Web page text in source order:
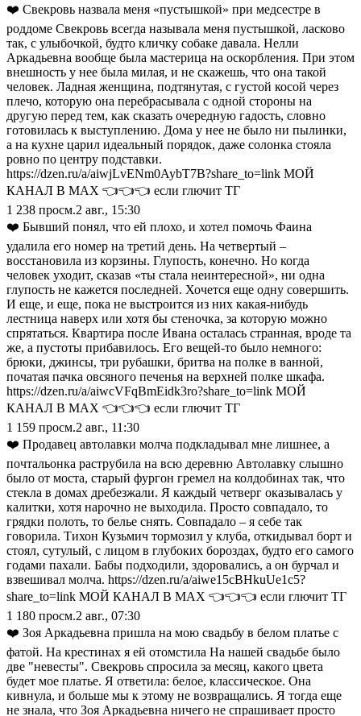
❤️ Свекровь назвала меня «пустышкой» при медсестре в
роддоме Свекровь всегда называла меня пустышкой, ласково
так, с улыбочкой, будто кличку собаке давала. Нелли
Аркадьевна вообще была мастерица на оскорбления. При этом
внешность у нее была милая, и не скажешь, что она такой
человек. Ладная женщина, подтянутая, с густой косой через
плечо, которую она перебрасывала с одной стороны на
другую перед тем, как сказать очередную гадость, словно
готовилась к выступлению. Дома у нее не было ни пылинки,
а на кухне царил идеальный порядок, даже солонка стояла
ровно по центру подставки.
https://dzen.ru/a/aiwjLvENm0AybT7B?share_to=link МОЙ
КАНАЛ В МАХ 👈👈👈 если глючит ТГ
1 238 просм.2 авг., 15:30
❤️ Бывший понял, что ей плохо, и хотел помочь Фаина
удалила его номер на третий день. На четвертый –
восстановила из корзины. Глупость, конечно. Но когда
человек уходит, сказав «ты стала неинтересной», ни одна
глупость не кажется последней. Хочется еще одну совершить.
И еще, и еще, пока не выстроится из них какая-нибудь
лестница наверх или хотя бы стеночка, за которую можно
спрятаться. Квартира после Ивана осталась странная, вроде та
же, а пустоты прибавилось. Его вещей-то было немного:
брюки, джинсы, три рубашки, бритва на полке в ванной,
початая пачка овсяного печенья на верхней полке шкафа.
https://dzen.ru/a/aiwcVFqBmEidk3ro?share_to=link МОЙ
КАНАЛ В МАХ 👈👈👈 если глючит ТГ
1 159 просм.2 авг., 11:30
❤️ Продавец автолавки молча подкладывал мне лишнее, а
почтальонка раструбила на всю деревню Автолавку слышно
было от моста, старый фургон гремел на колдобинах так, что
стекла в домах дребезжали. Я каждый четверг оказывалась у
калитки, хотя нарочно не выходила. Просто совпадало, то
грядки полоть, то белье снять. Совпадало – я себе так
говорила. Тихон Кузьмич тормозил у клуба, откидывал борт и
стоял, сутулый, с лицом в глубоких бороздах, будто его самого
годами пахали. Бабы подходили, здоровались, а он бурчал и
взвешивал молча. https://dzen.ru/a/aiwe15cBHkuUe1c5?
share_to=link МОЙ КАНАЛ В МАХ 👈👈👈 если глючит ТГ
1 180 просм.2 авг., 07:30
❤️ Зоя Аркадьевна пришла на мою свадьбу в белом платье с
фатой. На крестинах я ей отомстила На нашей свадьбе было
две "невесты". Свекровь спросила за месяц, какого цвета
будет мое платье. Я ответила: белое, классическое. Она
кивнула, и больше мы к этому не возвращались. Я тогда еще
не знала, что Зоя Аркадьевна ничего не спрашивает просто